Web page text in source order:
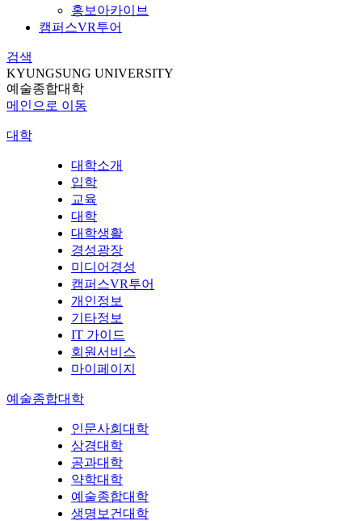
홍보아카이브
캠퍼스VR투어
검색
KYUNGSUNG UNIVERSITY
예술종합대학
메인으로 이동
대학
대학소개
입학
교육
대학
대학생활
경성광장
미디어경성
캠퍼스VR투어
개인정보
기타정보
IT 가이드
회원서비스
마이페이지
예술종합대학
인문사회대학
상경대학
공과대학
약학대학
예술종합대학
생명보건대학